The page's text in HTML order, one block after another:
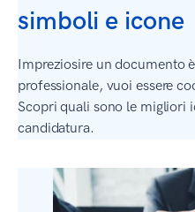
simboli e icone
Impreziosire un documento
professionale, vuoi essere
Scopri quali sono le migliori
candidatura.